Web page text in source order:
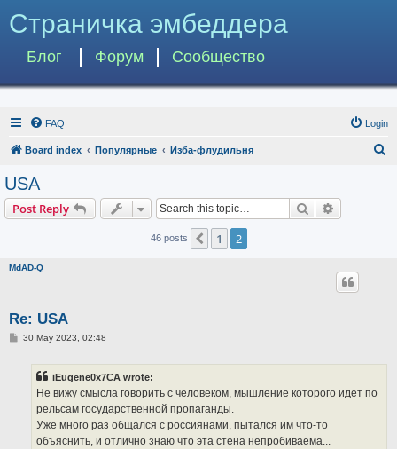
Страничка эмбеддера
Блог Форум Сообщество
FAQ Login
Board index Популярные Изба-флудильня
USA
Post Reply Search
46 posts Previous
1 2
MdAD-Q
Re: USA
P30 May 2023, 02:48
iEugene0x7CA wrote:
Не вижу смысла говорить с человеком, мышление которого идет по
рельсам государственной пропаганды.
Уже много раз общался с россиянами, пытался им что-то
объяснить, и отлично знаю что эта стена непробиваема...